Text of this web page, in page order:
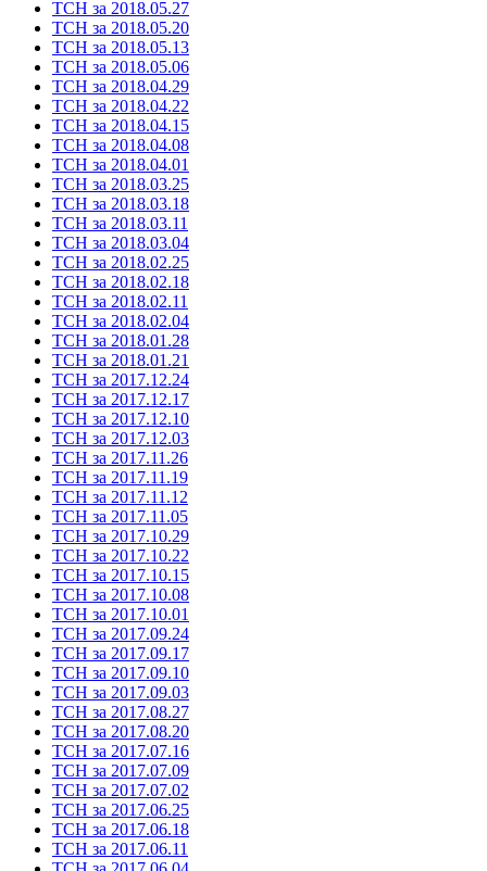
ТСН за 2018.05.27
ТСН за 2018.05.20
ТСН за 2018.05.13
ТСН за 2018.05.06
ТСН за 2018.04.29
ТСН за 2018.04.22
ТСН за 2018.04.15
ТСН за 2018.04.08
ТСН за 2018.04.01
ТСН за 2018.03.25
ТСН за 2018.03.18
ТСН за 2018.03.11
ТСН за 2018.03.04
ТСН за 2018.02.25
ТСН за 2018.02.18
ТСН за 2018.02.11
ТСН за 2018.02.04
ТСН за 2018.01.28
ТСН за 2018.01.21
ТСН за 2017.12.24
ТСН за 2017.12.17
ТСН за 2017.12.10
ТСН за 2017.12.03
ТСН за 2017.11.26
ТСН за 2017.11.19
ТСН за 2017.11.12
ТСН за 2017.11.05
ТСН за 2017.10.29
ТСН за 2017.10.22
ТСН за 2017.10.15
ТСН за 2017.10.08
ТСН за 2017.10.01
ТСН за 2017.09.24
ТСН за 2017.09.17
ТСН за 2017.09.10
ТСН за 2017.09.03
ТСН за 2017.08.27
ТСН за 2017.08.20
ТСН за 2017.07.16
ТСН за 2017.07.09
ТСН за 2017.07.02
ТСН за 2017.06.25
ТСН за 2017.06.18
ТСН за 2017.06.11